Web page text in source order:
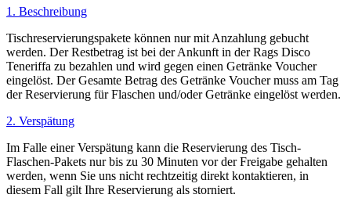
1. Beschreibung
Tischreservierungspakete können nur mit Anzahlung gebucht
werden. Der Restbetrag ist bei der Ankunft in der Rags Disco
Teneriffa zu bezahlen und wird gegen einen Getränke Voucher
eingelöst. Der Gesamte Betrag des Getränke Voucher muss am Tag
der Reservierung für Flaschen und/oder Getränke eingelöst werden.
2. Verspätung
Im Falle einer Verspätung kann die Reservierung des Tisch-
Flaschen-Pakets nur bis zu 30 Minuten vor der Freigabe gehalten
werden, wenn Sie uns nicht rechtzeitig direkt kontaktieren, in
diesem Fall gilt Ihre Reservierung als storniert.